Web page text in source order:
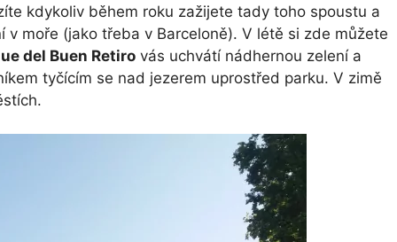
kdykoliv během roku zažijete tady toho spoustu a
moře (jako třeba v Barceloně). V létě si zde můžete
del Buen Retiro vás uchvátí nádhernou zelení a
tyčícím se nad jezerem uprostřed parku. V zimě